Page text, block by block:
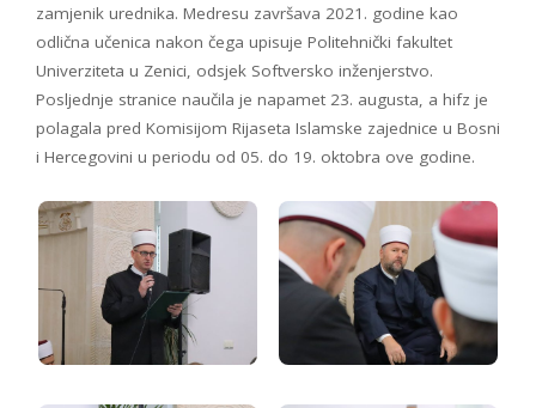
zamjenik urednika. Medresu završava 2021. godine kao
odlična učenica nakon čega upisuje Politehnički fakultet
Univerziteta u Zenici, odsjek Softversko inženjerstvo.
Posljednje stranice naučila je napamet 23. augusta, a hifz je
polagala pred Komisijom Rijaseta Islamske zajednice u Bosni
i Hercegovini u periodu od 05. do 19. oktobra ove godine.